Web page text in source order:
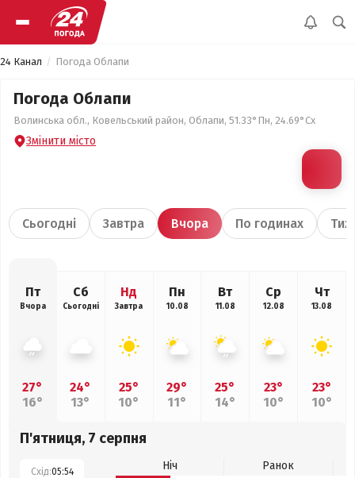
24 Канал Погода Облапи
Погода Облапи
Волинська обл., Ковельський район, Облапи, 51.33°Пн, 24.69°Сх
Змінити місто
Сьогодні Завтра Вчора По годинах
Пт
Вчора
27°
16°
Сб
Сьогодні
24°
13°
Нд
Завтра
25°
10°
Пн
10.08
29°
11°
Вт
11.08
25°
14°
Ср
12.08
23°
10°
Чт
13.08
23°
10°
П'ятниця, 7 серпня
Схід:05:54 Ніч
Ранок